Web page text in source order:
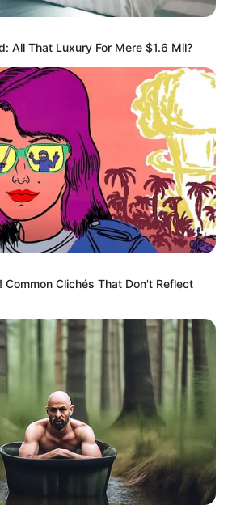
All That Luxury For Mere $1.6 Mil?
Clichés That Don't Reflect